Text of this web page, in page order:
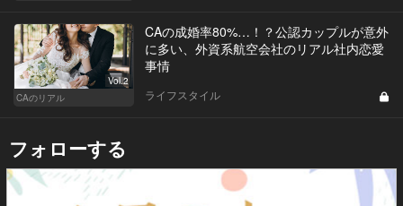
Vol.2
CAのリアル
CAの成婚率80%…！？公認カップルが意外
に多い、外資系航空会社のリアル社内恋愛
事情
ライフスタイル
フォローする